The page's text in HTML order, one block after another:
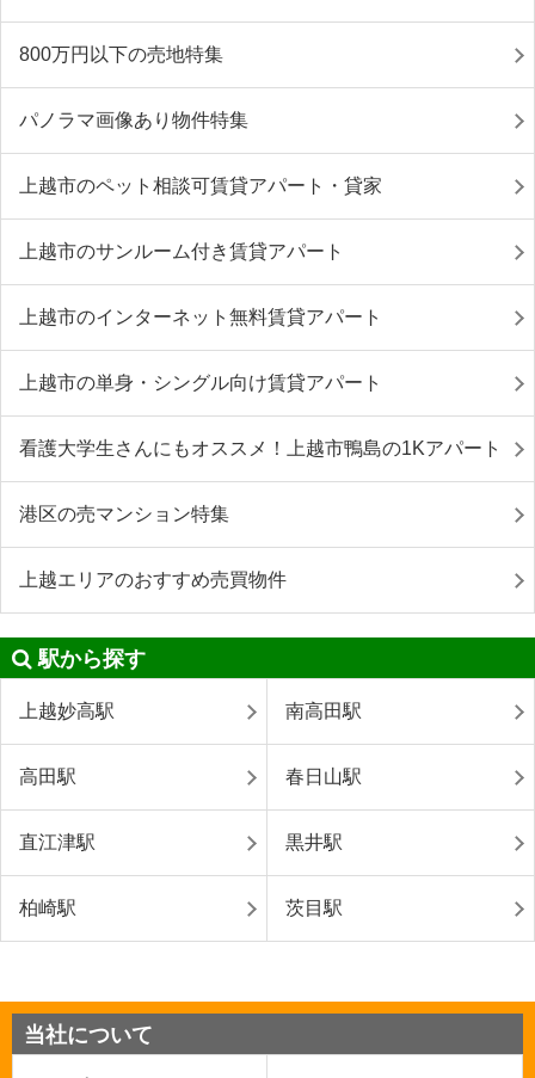
800万円以下の売地特集
パノラマ画像あり物件特集
上越市のペット相談可賃貸アパート・貸家
上越市のサンルーム付き賃貸アパート
上越市のインターネット無料賃貸アパート
上越市の単身・シングル向け賃貸アパート
看護大学生さんにもオススメ！上越市鴨島の1Kアパート
港区の売マンション特集
上越エリアのおすすめ売買物件
駅から探す
上越妙高駅 南高田駅
高田駅 春日山駅
直江津駅 黒井駅
柏崎駅 茨目駅
当社について